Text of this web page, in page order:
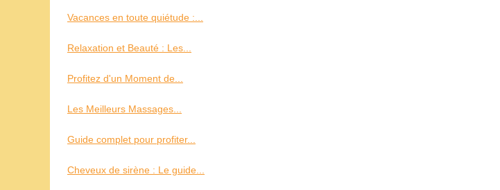
Vacances en toute quiétude :...
Relaxation et Beauté : Les...
Profitez d'un Moment de...
Les Meilleurs Massages...
Guide complet pour profiter...
Cheveux de sirène : Le guide...